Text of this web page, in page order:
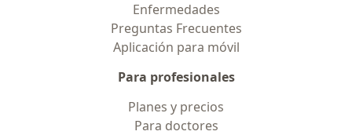
Enfermedades
Preguntas Frecuentes
Aplicación para móvil
Para profesionales
Planes y precios
Para doctores